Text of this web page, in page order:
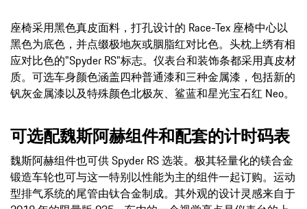
座椅采用黑色真皮面料，打孔设计的 Race-Tex 座椅中心以
黑色为底色，并点缀极地灰或胭脂红对比色。头枕上绣有相
应对比色的"Spyder RS"标志。仪表台和装饰条都采用真皮材
质。可选车身颜色涵盖四种普通漆和三种金属漆，包括新的
钒灰金属漆以及特殊颜色北极灰、鲨蓝和星光宝石红 Neo。
可选配魏斯阿赫组件和配套的计时码表
魏斯阿赫组件也可供 Spyder RS 选装。极其轻量化的镁合金
锻造车轮也可与这一特别以性能为主的组件一起订购。运动
型排气系统的尾管由钛合金制成。其外观的设计灵感来自于